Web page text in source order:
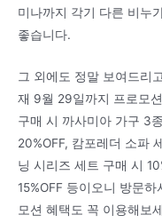
미나까지 각기 다른 비누
좋습니다.
그 외에도 정말 보여드리
재 9월 29일까지 프로모
구매 시 까사미아 가구 3
20%OFF, 캄포레더 소파
닝 시리즈 세트 구매 시
15%OFF 등이오니 방문
모션 혜택도 꼭 이용해보